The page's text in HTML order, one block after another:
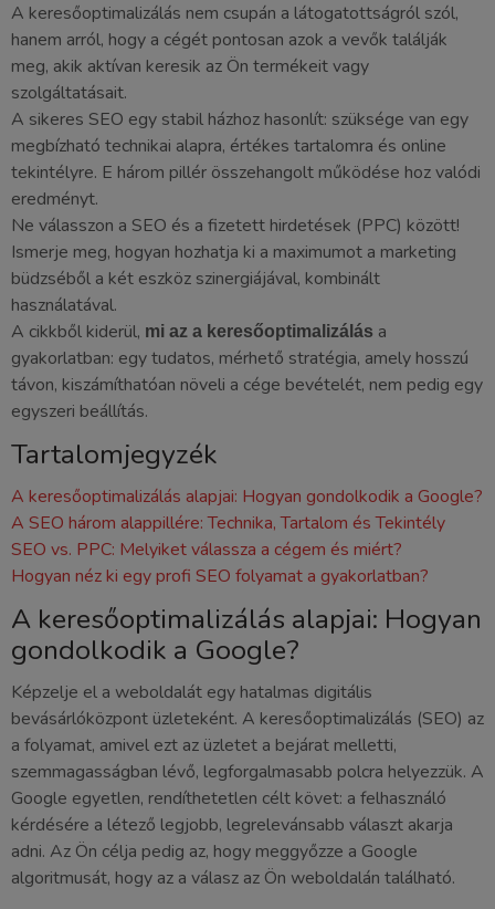
A keresőoptimalizálás nem csupán a látogatottságról szól,
hanem arról, hogy a cégét pontosan azok a vevők találják
meg, akik aktívan keresik az Ön termékeit vagy
szolgáltatásait.
A sikeres SEO egy stabil házhoz hasonlít: szüksége van egy
megbízható technikai alapra, értékes tartalomra és online
tekintélyre. E három pillér összehangolt működése hoz valódi
eredményt.
Ne válasszon a SEO és a fizetett hirdetések (PPC) között!
Ismerje meg, hogyan hozhatja ki a maximumot a marketing
büdzséből a két eszköz szinergiájával, kombinált
használatával.
A cikkből kiderül, mi az a keresőoptimalizálás a
gyakorlatban: egy tudatos, mérhető stratégia, amely hosszú
távon, kiszámíthatóan növeli a cége bevételét, nem pedig egy
egyszeri beállítás.
Tartalomjegyzék
A keresőoptimalizálás alapjai: Hogyan gondolkodik a Google?
A SEO három alappillére: Technika, Tartalom és Tekintély
SEO vs. PPC: Melyiket válassza a cégem és miért?
Hogyan néz ki egy profi SEO folyamat a gyakorlatban?
A keresőoptimalizálás alapjai: Hogyan
gondolkodik a Google?
Képzelje el a weboldalát egy hatalmas digitális
bevásárlóközpont üzleteként. A keresőoptimalizálás (SEO) az
a folyamat, amivel ezt az üzletet a bejárat melletti,
szemmagasságban lévő, legforgalmasabb polcra helyezzük. A
Google egyetlen, rendíthetetlen célt követ: a felhasználó
kérdésére a létező legjobb, legrelevánsabb választ akarja
adni. Az Ön célja pedig az, hogy meggyőzze a Google
algoritmusát, hogy az a válasz az Ön weboldalán található.